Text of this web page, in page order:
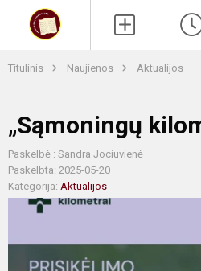
Titulinis Naujienos Aktualijos
„Sąmoningų
Paskelbė : Sandra Jociuvienė
Paskelbta: 2025-05-20
Kategorija: Aktualijos